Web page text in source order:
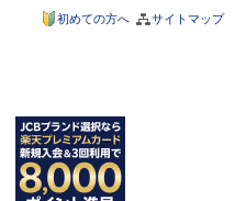
サイトマップ
初めての方へ